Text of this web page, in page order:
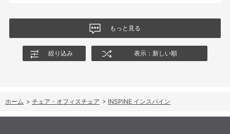
現状は非常に気に入ってます。
もっと見る
絞り込み 表示：新しい順
ホーム > チェア・オフィスチェア > INSPINE インスパイン